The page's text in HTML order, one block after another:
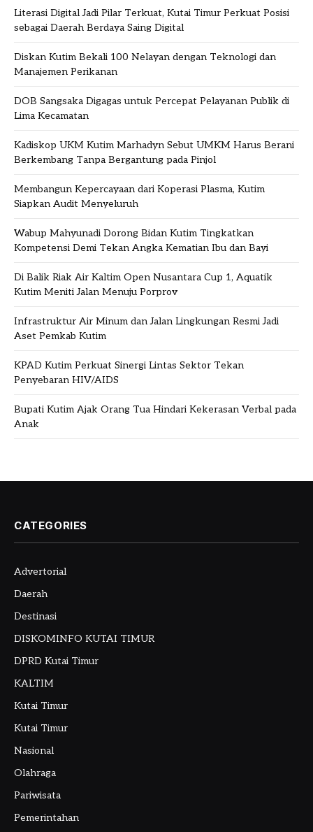
Literasi Digital Jadi Pilar Terkuat, Kutai Timur Perkuat Posisi
sebagai Daerah Berdaya Saing Digital
Diskan Kutim Bekali 100 Nelayan dengan Teknologi dan
Manajemen Perikanan
DOB Sangsaka Digagas untuk Percepat Pelayanan Publik di
Lima Kecamatan
Kadiskop UKM Kutim Marhadyn Sebut UMKM Harus Berani
Berkembang Tanpa Bergantung pada Pinjol
Membangun Kepercayaan dari Koperasi Plasma, Kutim
Siapkan Audit Menyeluruh
Wabup Mahyunadi Dorong Bidan Kutim Tingkatkan
Kompetensi Demi Tekan Angka Kematian Ibu dan Bayi
Di Balik Riak Air Kaltim Open Nusantara Cup 1, Aquatik
Kutim Meniti Jalan Menuju Porprov
Infrastruktur Air Minum dan Jalan Lingkungan Resmi Jadi
Aset Pemkab Kutim
KPAD Kutim Perkuat Sinergi Lintas Sektor Tekan
Penyebaran HIV/AIDS
Bupati Kutim Ajak Orang Tua Hindari Kekerasan Verbal pada
Anak
CATEGORIES
Advertorial
Daerah
Destinasi
DISKOMINFO KUTAI TIMUR
DPRD Kutai Timur
KALTIM
Kutai Timur
Kutai Timur
Nasional
Olahraga
Pariwisata
Pemerintahan